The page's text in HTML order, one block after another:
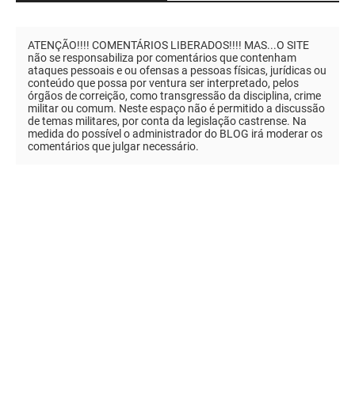
ATENÇÃO!!!! COMENTÁRIOS LIBERADOS!!!! MAS...O SITE
não se responsabiliza por comentários que contenham
ataques pessoais e ou ofensas a pessoas físicas, jurídicas ou
conteúdo que possa por ventura ser interpretado, pelos
órgãos de correição, como transgressão da disciplina, crime
militar ou comum. Neste espaço não é permitido a discussão
de temas militares, por conta da legislação castrense. Na
medida do possível o administrador do BLOG irá moderar os
comentários que julgar necessário.